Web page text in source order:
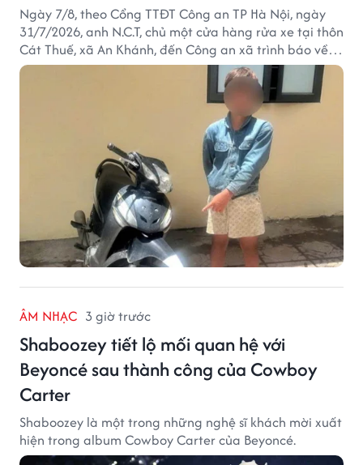
Ngày 7/8, theo Cổng TTĐT Công an TP Hà Nội, ngày
31/7/2026, anh N.C.T, chủ một cửa hàng rửa xe tại thôn
Cát Thuế, xã An Khánh, đến Công an xã trình báo về
việc bị mất trộm chiếc xe máy Honda Wave. Trong cốp
xe còn có nhiều giấy tờ cá nhân và khoảng 1,2 triệu
ÂM NHẠC 3 giờ trước
Shaboozey tiết lộ mối quan hệ với
Beyoncé sau thành công của Cowboy
Carter
Shaboozey là một trong những nghệ sĩ khách mời xuất
hiện trong album Cowboy Carter của Beyoncé.